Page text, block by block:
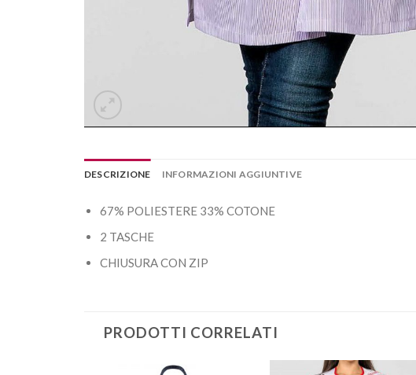
DESCRIZIONE INFORMAZIONI AGGIUNTIVE
67% POLIESTERE 33% COTONE
2 TASCHE
CHIUSURA CON ZIP
PRODOTTI CORRELATI